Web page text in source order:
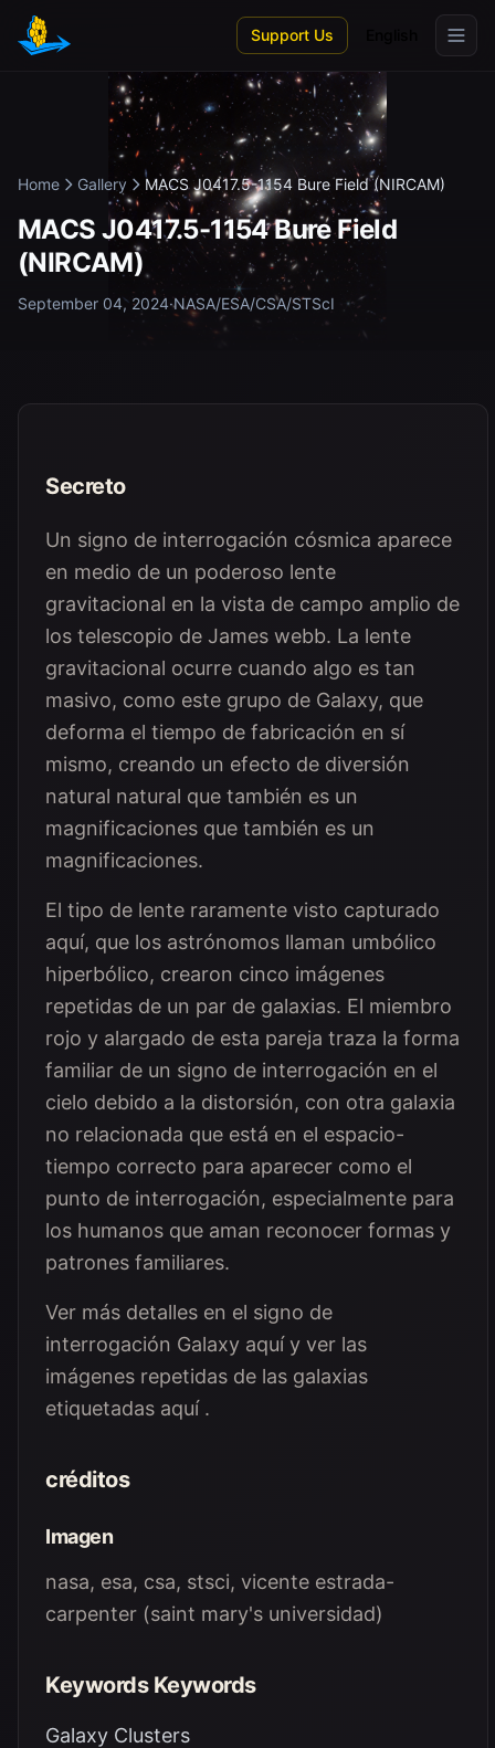
Skip to main content
Support Us
Home Gallery MACS J0417.5-1154 Bure Field (NIRCAM)
MACS J0417.5-1154 Bure Field
(NIRCAM)
September 04, 2024·NASA/ESA/CSA/STScI
Secreto
Un signo de interrogación cósmica aparece
en medio de un poderoso lente
gravitacional en la vista de campo amplio de
los telescopio de James webb. La lente
gravitacional ocurre cuando algo es tan
masivo, como este grupo de Galaxy, que
deforma el tiempo de fabricación en sí
mismo, creando un efecto de diversión
natural natural que también es un
magnificaciones que también es un
magnificaciones.
El tipo de lente raramente visto capturado
aquí, que los astrónomos llaman umbólico
hiperbólico, crearon cinco imágenes
repetidas de un par de galaxias. El miembro
rojo y alargado de esta pareja traza la forma
familiar de un signo de interrogación en el
cielo debido a la distorsión, con otra galaxia
no relacionada que está en el espacio-
tiempo correcto para aparecer como el
punto de interrogación, especialmente para
los humanos que aman reconocer formas y
patrones familiares.
Ver más detalles en el signo de
interrogación Galaxy aquí y ver las
imágenes repetidas de las galaxias
etiquetadas aquí .
créditos
Imagen
nasa, esa, csa, stsci, vicente estrada-
carpenter (saint mary's universidad)
Keywords Keywords
Galaxy Clusters